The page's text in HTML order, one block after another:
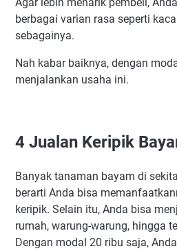
berbagai varian rasa seperti
sebagainya.
Nah kabar baiknya, dengan
menjalankan usaha ini.
4 Jualan Keripik
Banyak tanaman bayam di
berarti Anda bisa
keripik. Selain itu, Anda bisa
rumah, warung-warung, hingga
Dengan modal 20 ribu saja,